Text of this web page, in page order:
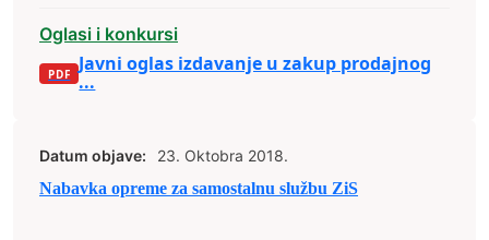
Oglasi i konkursi
Javni oglas izdavanje u zakup prodajnog
...
Datum objave:
23. Oktobra 2018.
Nabavka opreme za samostalnu službu ZiS